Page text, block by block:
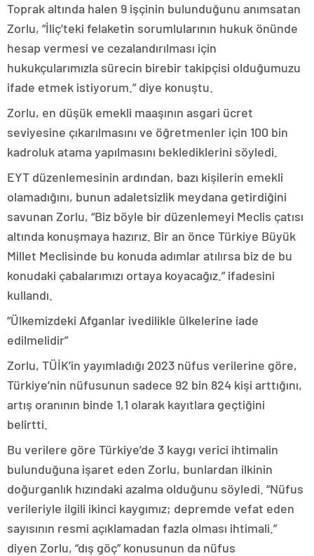
Toprak altında halen 9 işçinin bulunduğunu anımsatan
Zorlu, “İliç’teki felaketin sorumlularının hukuk önünde
hesap vermesi ve cezalandırılması için
hukukçularımızla sürecin birebir takipçisi olduğumuzu
ifade etmek istiyorum.” diye konuştu.
Zorlu, en düşük emekli maaşının asgari ücret
seviyesine çıkarılmasını ve öğretmenler için 100 bin
kadroluk atama yapılmasını beklediklerini söyledi.
EYT düzenlemesinin ardından, bazı kişilerin emekli
olamadığını, bunun adaletsizlik meydana getirdiğini
savunan Zorlu, “Biz böyle bir düzenlemeyi Meclis çatısı
altında konuşmaya hazırız. Bir an önce Türkiye Büyük
Millet Meclisinde bu konuda adımlar atılırsa biz de bu
konudaki çabalarımızı ortaya koyacağız.” ifadesini
kullandı.
“Ülkemizdeki Afganlar ivedilikle ülkelerine iade
edilmelidir”
Zorlu, TÜİK’in yayımladığı 2023 nüfus verilerine göre,
Türkiye’nin nüfusunun sadece 92 bin 824 kişi arttığını,
artış oranının binde 1,1 olarak kayıtlara geçtiğini
belirtti.
Bu verilere göre Türkiye’de 3 kaygı verici ihtimalin
bulunduğuna işaret eden Zorlu, bunlardan ilkinin
doğurganlık hızındaki azalma olduğunu söyledi. “Nüfus
verileriyle ilgili ikinci kaygımız; depremde vefat eden
sayısının resmi açıklamadan fazla olması ihtimali.”
diyen Zorlu, “dış göç” konusunun da nüfus